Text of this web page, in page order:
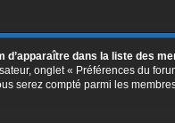
d’apparaître dans la liste des
onglet « Préférences du
serez compté parmi les